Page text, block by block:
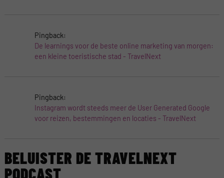
Pingback:
De learnings voor de beste online marketing van morgen:
een kleine toeristische stad - TravelNext
Pingback:
Instagram wordt steeds meer de User Generated Google
voor reizen, bestemmingen en locaties - TravelNext
BELUISTER DE TRAVELNEXT
PODCAST